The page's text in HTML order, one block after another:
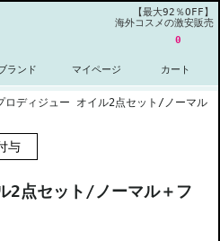
【最大92％OFF】
海外コスメの激安販売
ランド マイページ
0
カート
ロディジュー オイル2点セット/ノーマル
与
2点セット/ノーマル＋フ